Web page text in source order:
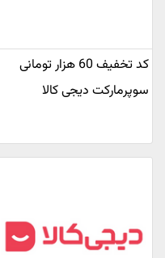
کد تخفیف 60 هزار تومانی
سوپرمارکت دیجی کالا